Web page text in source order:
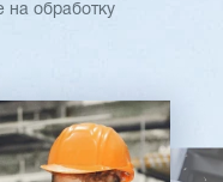
на обработку